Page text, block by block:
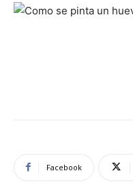
Facebook